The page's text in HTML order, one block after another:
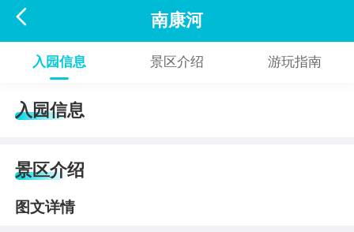
 南康河
入园信息 景区介绍 游玩指南
入园信息
景区介绍
图文详情